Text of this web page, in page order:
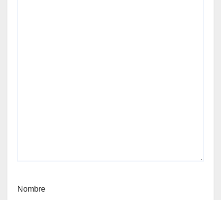
Nombre